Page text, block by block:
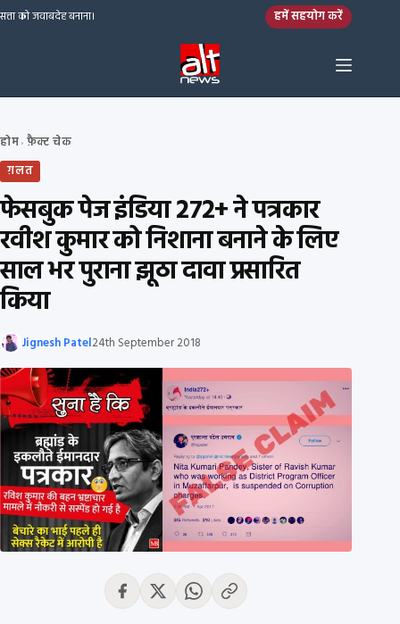
Skip to content
सत्ता को जवाबदेह बनाना। हमें सहयोग करें
होम› फ़ैक्ट चेक
ग़लत
फेसबुक पेज इंडिया 272+ ने पत्रकार
रवीश कुमार को निशाना बनाने के लिए
साल भर पुराना झूठा दावा प्रसारित
किया
Jignesh Patel24th September 2018